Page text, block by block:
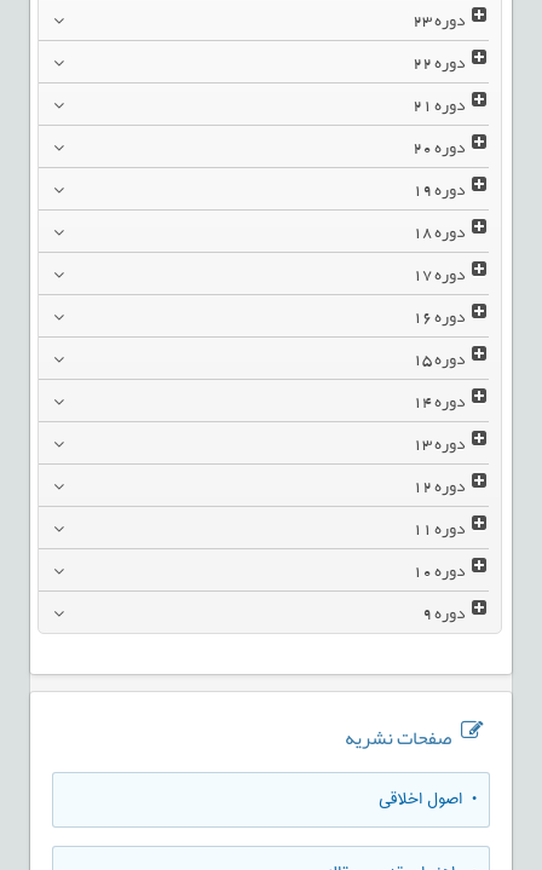
دوره23
دوره22
دوره21
دوره20
دوره19
دوره18
دوره17
دوره16
دوره15
دوره14
دوره13
دوره12
دوره11
دوره10
دوره9
صفحات نشریه
• اصول اخلاقی